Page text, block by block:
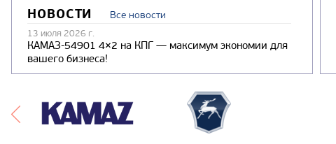
НОВОСТИ Все новости
13 июля 2026 г.
КАМАЗ-54901 4×2 на КПГ — максимум экономии для
вашего бизнеса!